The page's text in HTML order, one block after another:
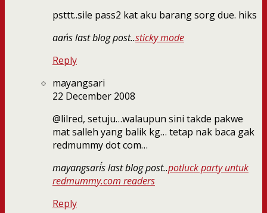
psttt..sile pass2 kat aku barang sorg due. hiks
aan´s last blog post..sticky mode
Reply
mayangsari
22 December 2008
@lilred, setuju…walaupun sini takde pakwe
mat salleh yang balik kg… tetap nak baca gak
redmummy dot com…
mayangsari´s last blog post..potluck party untuk
redmummy.com readers
Reply